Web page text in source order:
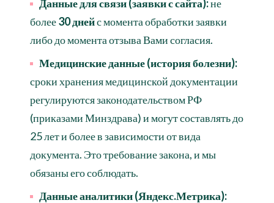
Данные для связи (заявки с сайта):не
более30 днейс момента обработки заявки
либо до момента отзыва Вами согласия.
Медицинские данные (история болезни):
сроки хранения медицинской документации
регулируются законодательством РФ
(приказами Минздрава) и могут составлять до
25 лет и более в зависимости от вида
документа. Это требование закона, и мы
обязаны его соблюдать.
Данные аналитики (Яндекс.Метрика):